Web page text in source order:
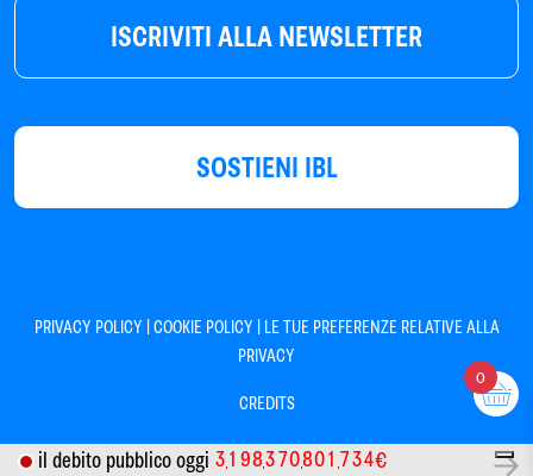
ISCRIVITI ALLA NEWSLETTER
SOSTIENI IBL
PRIVACY POLICY |COOKIE POLICY | LE TUE PREFERENZE RELATIVE ALLA
PRIVACY
CREDITS
il debito pubblico oggi 31 98370801 734€
0